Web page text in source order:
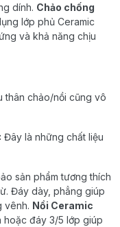
dính. Chảo chống
lớp phủ Ceramic
và khả năng chịu
thân chảo/nồi cũng vô
Đây là những chất liệu
sản phẩm tương thích
Đáy dày, phẳng giúp
vênh. Nồi Ceramic
hoặc đáy 3/5 lớp giúp